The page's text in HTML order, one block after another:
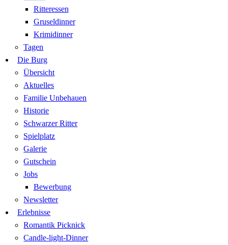
Ritteressen
Gruseldinner
Krimidinner
Tagen
Die Burg
Übersicht
Aktuelles
Familie Unbehauen
Historie
Schwarzer Ritter
Spielplatz
Galerie
Gutschein
Jobs
Bewerbung
Newsletter
Erlebnisse
Romantik Picknick
Candle-light-Dinner